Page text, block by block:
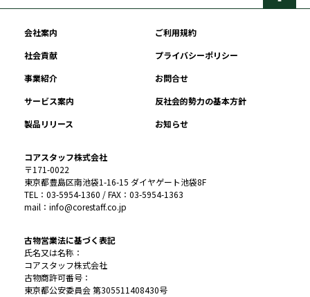
会社案内
ご利用規約
社会貢献
プライバシーポリシー
事業紹介
お問合せ
サービス案内
反社会的勢力の基本方針
製品リリース
お知らせ
コアスタッフ株式会社
〒171-0022
東京都豊島区南池袋1-16-15 ダイヤゲート池袋8F
TEL：03-5954-1360 / FAX：03-5954-1363
mail：info@corestaff.co.jp
古物営業法に基づく表記
氏名又は名称：
コアスタッフ株式会社
古物商許可番号：
東京都公安委員会 第305511408430号